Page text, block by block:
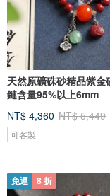
[ 傳統工藝打磨 ]
我們堅持傳統工藝打磨，
膠處理，這種珠子越戴越
不惜人工成本，用砂紙一
天然原礦硃砂精品紫金
鏈含量95%以上6mm
NT$ 4,360 NT$ 5,449
可客製
免運 8 折